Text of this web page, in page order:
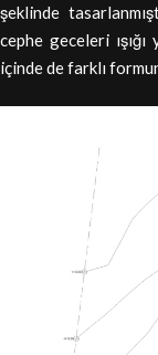
şeklinde
cephe geceleri
içinde de farklı